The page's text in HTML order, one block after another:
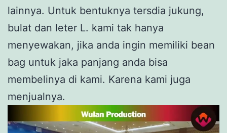
lainnya. Untuk bentuknya tersdia jukung,
bulat dan leter L. kami tak hanya
menyewakan, jika anda ingin memiliki bean
bag untuk jaka panjang anda bisa
membelinya di kami. Karena kami juga
menjualnya.